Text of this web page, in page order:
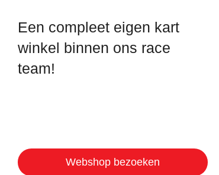
Een compleet eigen kart
winkel binnen ons race
team!
Webshop bezoeken